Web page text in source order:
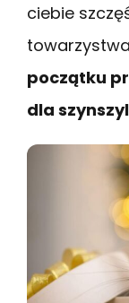
ciebie
początku
dla